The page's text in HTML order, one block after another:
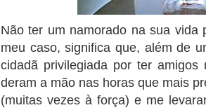
Não ter um namorado na sua vida
meu caso, significa que, além de
cidadã privilegiada por ter amigos
deram a mão nas horas que mais
(muitas vezes à força) e me